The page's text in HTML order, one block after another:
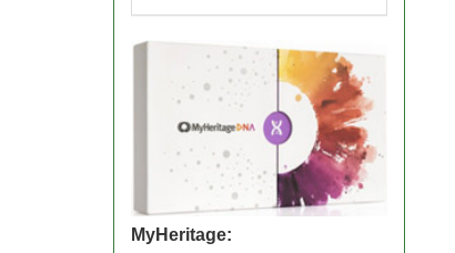
MyHeritage: